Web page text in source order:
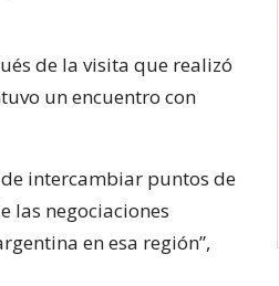
de la visita que realizó
un encuentro con
intercambiar puntos de
las negociaciones
en esa región”,